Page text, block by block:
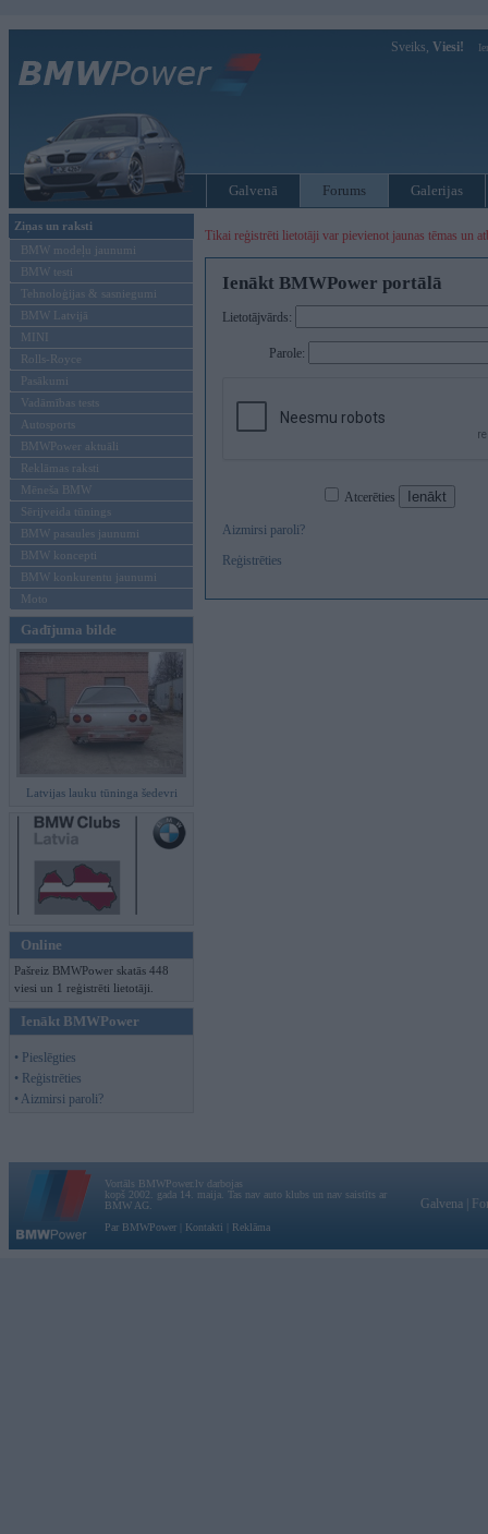
Sveiks, Viesi!
Galvenā Forums Galerijas
Ziņas un raksti
BMW modeļu jaunumi
BMW testi
Tehnoloģijas & sasniegumi
BMW Latvijā
MINI
Rolls-Royce
Pasākumi
Vadāmības tests
Autosports
BMWPower aktuāli
Reklāmas raksti
Mēneša BMW
Sērijveida tūnings
BMW pasaules jaunumi
BMW koncepti
BMW konkurentu jaunumi
Moto
Gadījuma bilde
Latvijas lauku tūninga šedevri
Online
Pašreiz BMWPower skatās 448
viesi un 1 reģistrēti lietotāji.
Ienākt BMWPower
• Pieslēgties
• Reģistrēties
• Aizmirsi paroli?
Tikai reģistrēti lietotāji var pievienot jaunas tēmas un
Ienākt BMWPower portālā
Lietotājvārds:
Parole:
Atcerēties
Aizmirsi paroli?
Reģistrēties
Vortāls BMWPower.lv darbojas
kopš 2002. gada 14. maija. Tas nav auto klubs un nav saistīts ar
BMW AG.
Par BMWPower
Kontakti Reklāma
Galvena